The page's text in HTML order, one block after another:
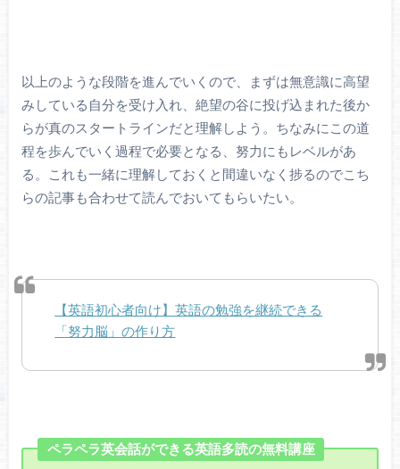
以上のような段階を進んでいくので、まずは無意識に高望
みしている自分を受け入れ、絶望の谷に投げ込まれた後か
らが真のスタートラインだと理解しよう。ちなみにこの道
程を歩んでいく過程で必要となる、努力にもレベルがあ
る。これも一緒に理解しておくと間違いなく捗るのでこち
らの記事も合わせて読んでおいてもらいたい。
【英語初心者向け】英語の勉強を継続できる
「努力脳」の作り方
ペラペラ英会話ができる英語多読の無料講座